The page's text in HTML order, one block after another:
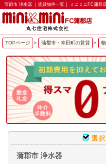
蒲郡市 浄水器 ｜賃貸物件一覧｜ ミニミニFC蒲郡
TOPページ > 蒲郡市・幸田町の賃貸 >
選
蒲郡市 浄水器